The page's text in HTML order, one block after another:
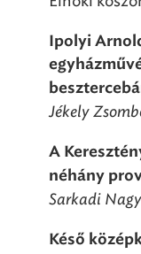
Ipolyi
Jékely
A
néhány
Sarkadi
Késő